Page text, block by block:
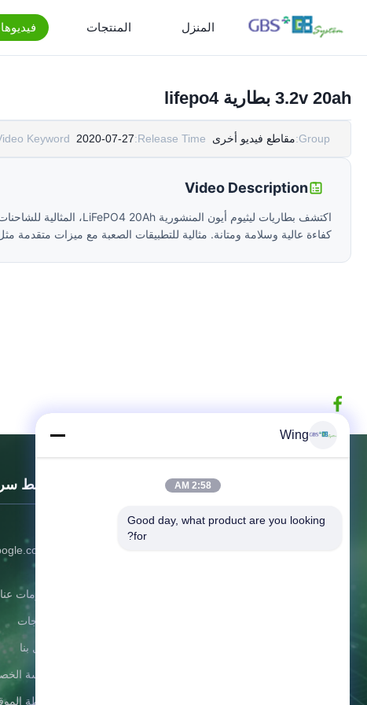
المنزل المنتجات
3.2v 20ah بطارية lifepo4
Group: مقاطع فيديو أخرى Release Time:
2020-07-27
Keyword:
Video Description
كفاءة عالية وسلامة ومتانة. مثالية للتطبيقات الصعبة مع ميزات متقدمة
روابط
معلومات عنا
المنتجات
اتصل بنا
سياسة
خريطة
Wing
2:58 AM
Good day, what product are you looking
for?